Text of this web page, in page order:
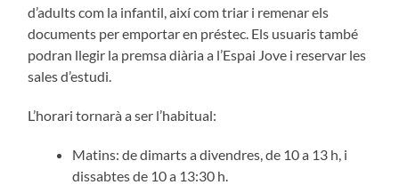
d’adults com la infantil, així com triar i remenar els
documents per emportar en préstec. Els usuaris també
podran llegir la premsa diària a l’Espai Jove i reservar les
sales d’estudi.
L’horari tornarà a ser l’habitual:
Matins: de dimarts a divendres, de 10 a 13 h, i
dissabtes de 10 a 13:30 h.